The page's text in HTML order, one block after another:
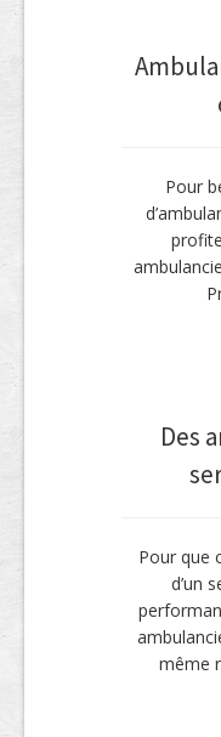
Pour
Des
Pour que
d’un
même